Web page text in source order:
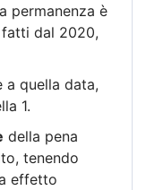
permanenza è
dal 2020,
a quella data,
1.
della pena
tenendo
effetto